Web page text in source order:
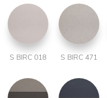
S BIRC 018 S BIRC 471